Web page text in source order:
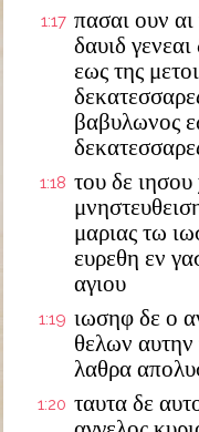
1:17 πασαι ουν
δαυιδ
εως της
βαβυλωνος
1:18 του δε ιησου
μαριας τω
ευρεθη εν
αγιου
1:19 ιωσηφ δε ο
θελων αυτην
λαθρα
1:20 ταυτα δε